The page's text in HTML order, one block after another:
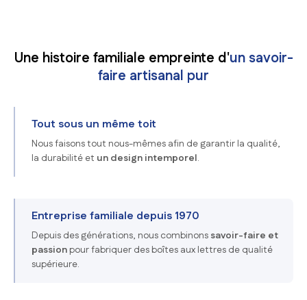
Une histoire familiale empreinte d'un savoir-
faire artisanal pur
Tout sous un même toit
Nous faisons tout nous-mêmes afin de garantir la qualité,
la durabilité et un design intemporel.
Entreprise familiale depuis 1970
Depuis des générations, nous combinons savoir-faire et
passionpour fabriquer des boîtes aux lettres de qualité
supérieure.